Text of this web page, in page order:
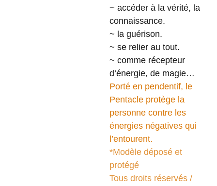
~ accéder à la vérité, la
connaissance.
~ la guérison.
~ se relier au tout.
~ comme récepteur
d’énergie, de magie…
Porté en pendentif, le
Pentacle protège la
personne contre les
énergies négatives qui
l’entourent.
*Modèle déposé et
protégé
Tous droits réservés /